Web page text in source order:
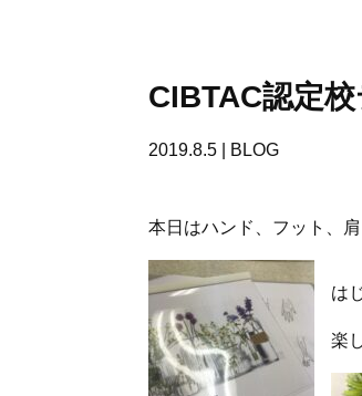
CIBTAC認定
2019.8.5 BLOG
本日はハンド、フット、
は
楽